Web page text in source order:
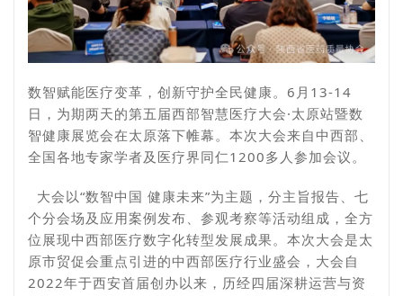
数智赋能医疗变革，创新守护全民健康。6月13-14
日，为期两天的第五届西部智慧医疗大会·太原站暨数
智健康展览会在太原落下帷幕。本次大会来自中西部、
全国各地专家学者及医疗界同仁1200多人参加会议。
大会以“数智中国 健康未来”为主题，分主旨报告、七
个分会场及应用案例发布、参观考察等活动组成，全方
位展现中西部医疗数字化转型发展成果。本次大会是太
原市贸促会重点引进的中西部医疗行业盛会，大会自
2022年于西安首届创办以来，历经四届深耕运营与资